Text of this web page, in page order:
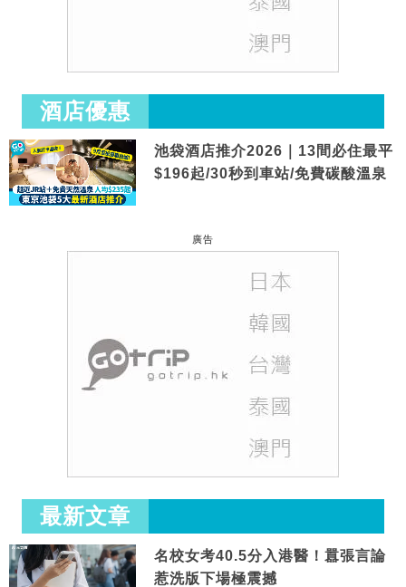
酒店優惠
池袋酒店推介2026｜13間必住最平
$196起/30秒到車站/免費碳酸溫泉
廣告
最新文章
名校女考40.5分入港醫！囂張言論
惹洗版下場極震撼